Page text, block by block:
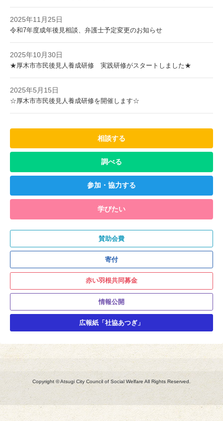
2025年11月25日
令和7年度成年後見相談、弁護士予定変更のお知らせ
2025年10月30日
★厚木市市民後見人養成研修 実践研修がスタートしました★
2025年5月15日
☆厚木市市民後見人養成研修を開催します☆
相談する
調べる
参加・協力する
学びたい
賛助会費
寄付
赤い羽根共同募金
情報公開
広報紙「社協あつぎ」
Copyright © Atsugi City Council of Social Welfare All Rights Reserved.